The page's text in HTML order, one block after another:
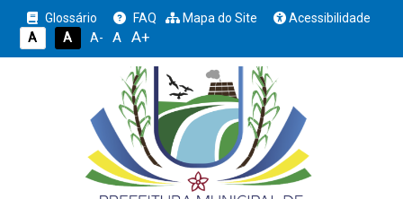
Glossário FAQ Mapa do Site
Acessibilidade
A
A A- A A+